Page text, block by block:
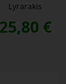
Lyrarakis
25,80 €